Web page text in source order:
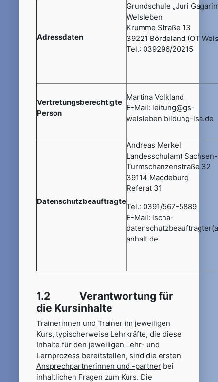
Adressdaten
Grundschule „Juri
Welsleben
Krumme Straße 13
39221 Bördeland (OT
Tel.: 039296/20215
Vertretungsberechtigte
Person
Martina Volkland
E-Mail: leitung@gs-
welsleben.bildung-lsa.de
Datenschutzbeauftragte
Andreas Merkel
Landesschulamt
Turmschanzenstraße 32
39114 Magdeburg
Referat 31
Tel.: 0391/567-5889
E-Mail: lscha-
anhalt.de
1.2 Verantwortung für
die Kursinhalte
Trainerinnen und Trainer im jeweiligen
Kurs, typischerweise Lehrkräfte, die diese
Inhalte für den jeweiligen Lehr- und
Lernprozess bereitstellen, sind die ersten
Ansprechpartnerinnen und -partner bei
inhaltlichen Fragen zum Kurs. Die